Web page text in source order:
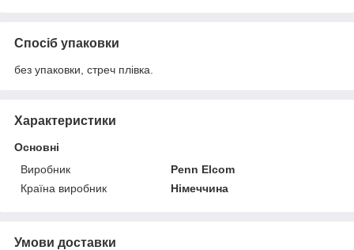
Спосіб упаковки
без упаковки, стреч плівка.
Характеристики
Основні
Виробник
Penn Elcom
Країна виробник
Німеччина
Умови доставки